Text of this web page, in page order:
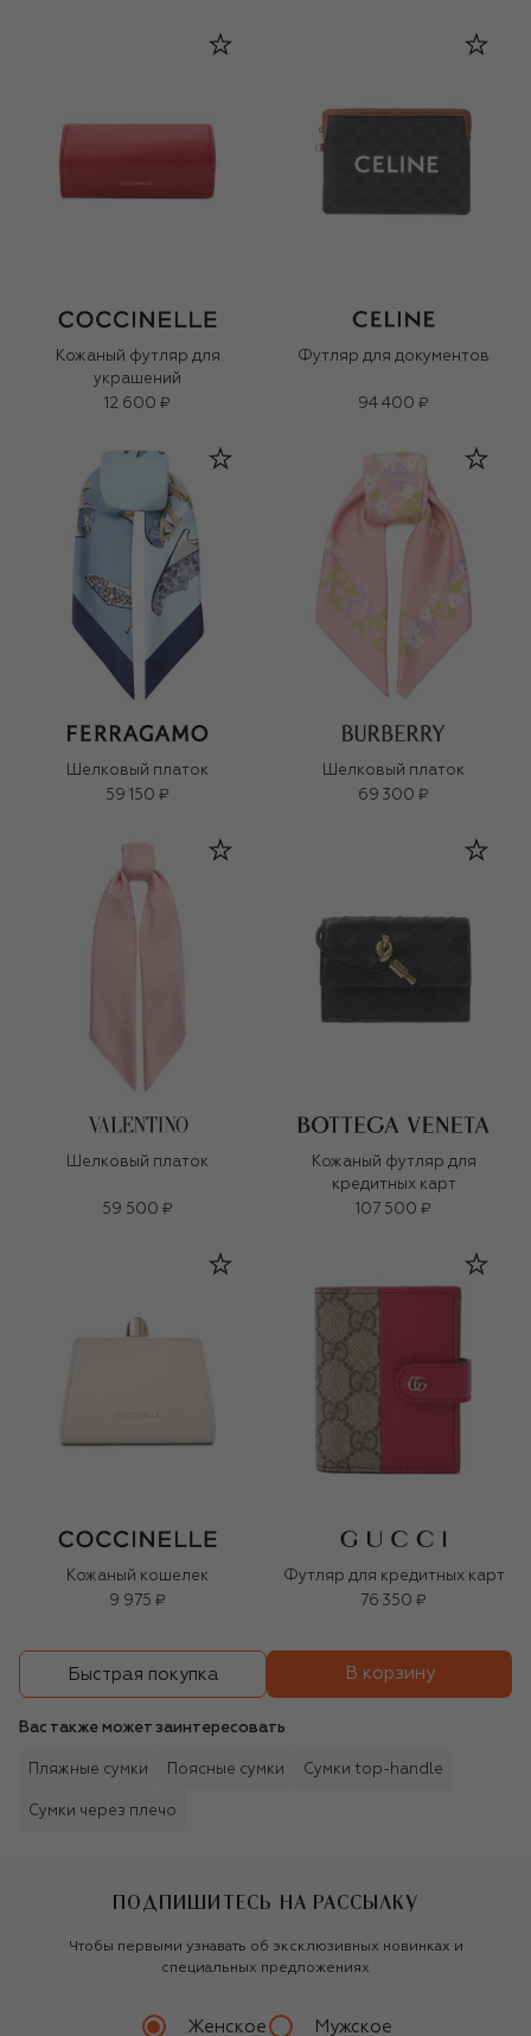
Кожаный футляр для
украшений
12 600 ₽
Футляр для документов
94 400 ₽
Шелковый платок
59 150 ₽
Шелковый платок
69 300 ₽
Шелковый платок
59 500 ₽
Кожаный футляр для
кредитных карт
107 500 ₽
Кожаный кошелек
9 975 ₽
Футляр для кредитных карт
76 350 ₽
Быстрая покупка В корзину
Вас также может заинтересовать
Пляжные сумки Поясные сумки Сумки top-handle
Сумки через плечо
ПОДПИШИТЕСЬ НА РАССЫЛКУ
Чтобы первыми узнавать об эксклюзивных новинках и
специальных предложениях
Женское Мужское